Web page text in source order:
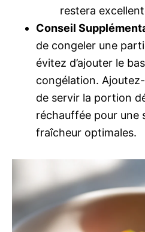
restera
Conseil
de congeler une
évitez d’ajouter le
congélation.
de servir la portion
réchauffée pour une
fraîcheur optimales.